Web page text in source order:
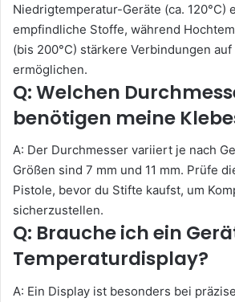
Niedrigtemperatur-Geräte (ca. 120°C)
empfindliche Stoffe, während
(bis 200°C) stärkere Verbindungen
ermöglichen.
Q: Welchen
benötigen meine
A: Der Durchmesser variiert je nach
Größen sind 7 mm und 11 mm. Prüfe
Pistole, bevor du Stifte kaufst, um
sicherzustellen.
Q: Brauche ich ein
Temperaturdisplay?
A: Ein Display ist besonders bei